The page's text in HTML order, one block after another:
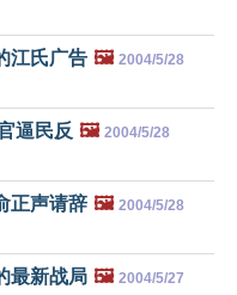
江氏广告 🖼️ 2004/5/28
逼民反 🖼️ 2004/5/28
正声请辞 🖼️ 2004/5/28
最新战局 🖼️ 2004/5/27